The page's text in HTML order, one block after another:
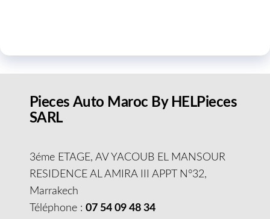
Pieces Auto Maroc By HELPieces
SARL
3éme ETAGE, AV YACOUB EL MANSOUR
RESIDENCE AL AMIRA III APPT N°32,
Marrakech
Téléphone : 07 54 09 48 34